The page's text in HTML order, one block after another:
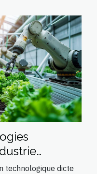
technologique dicte